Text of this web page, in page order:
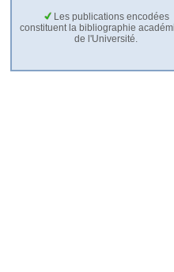
Les publications encodées
constituent la bibliographie
de l'Université.